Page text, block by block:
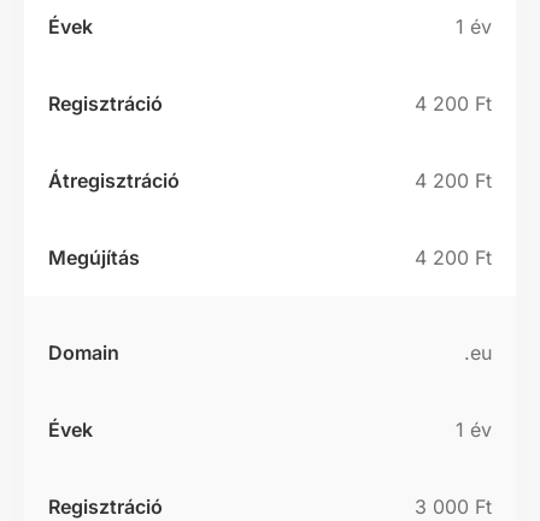
1 év
4 200 Ft
4 200 Ft
4 200 Ft
.eu
1 év
3 000 Ft